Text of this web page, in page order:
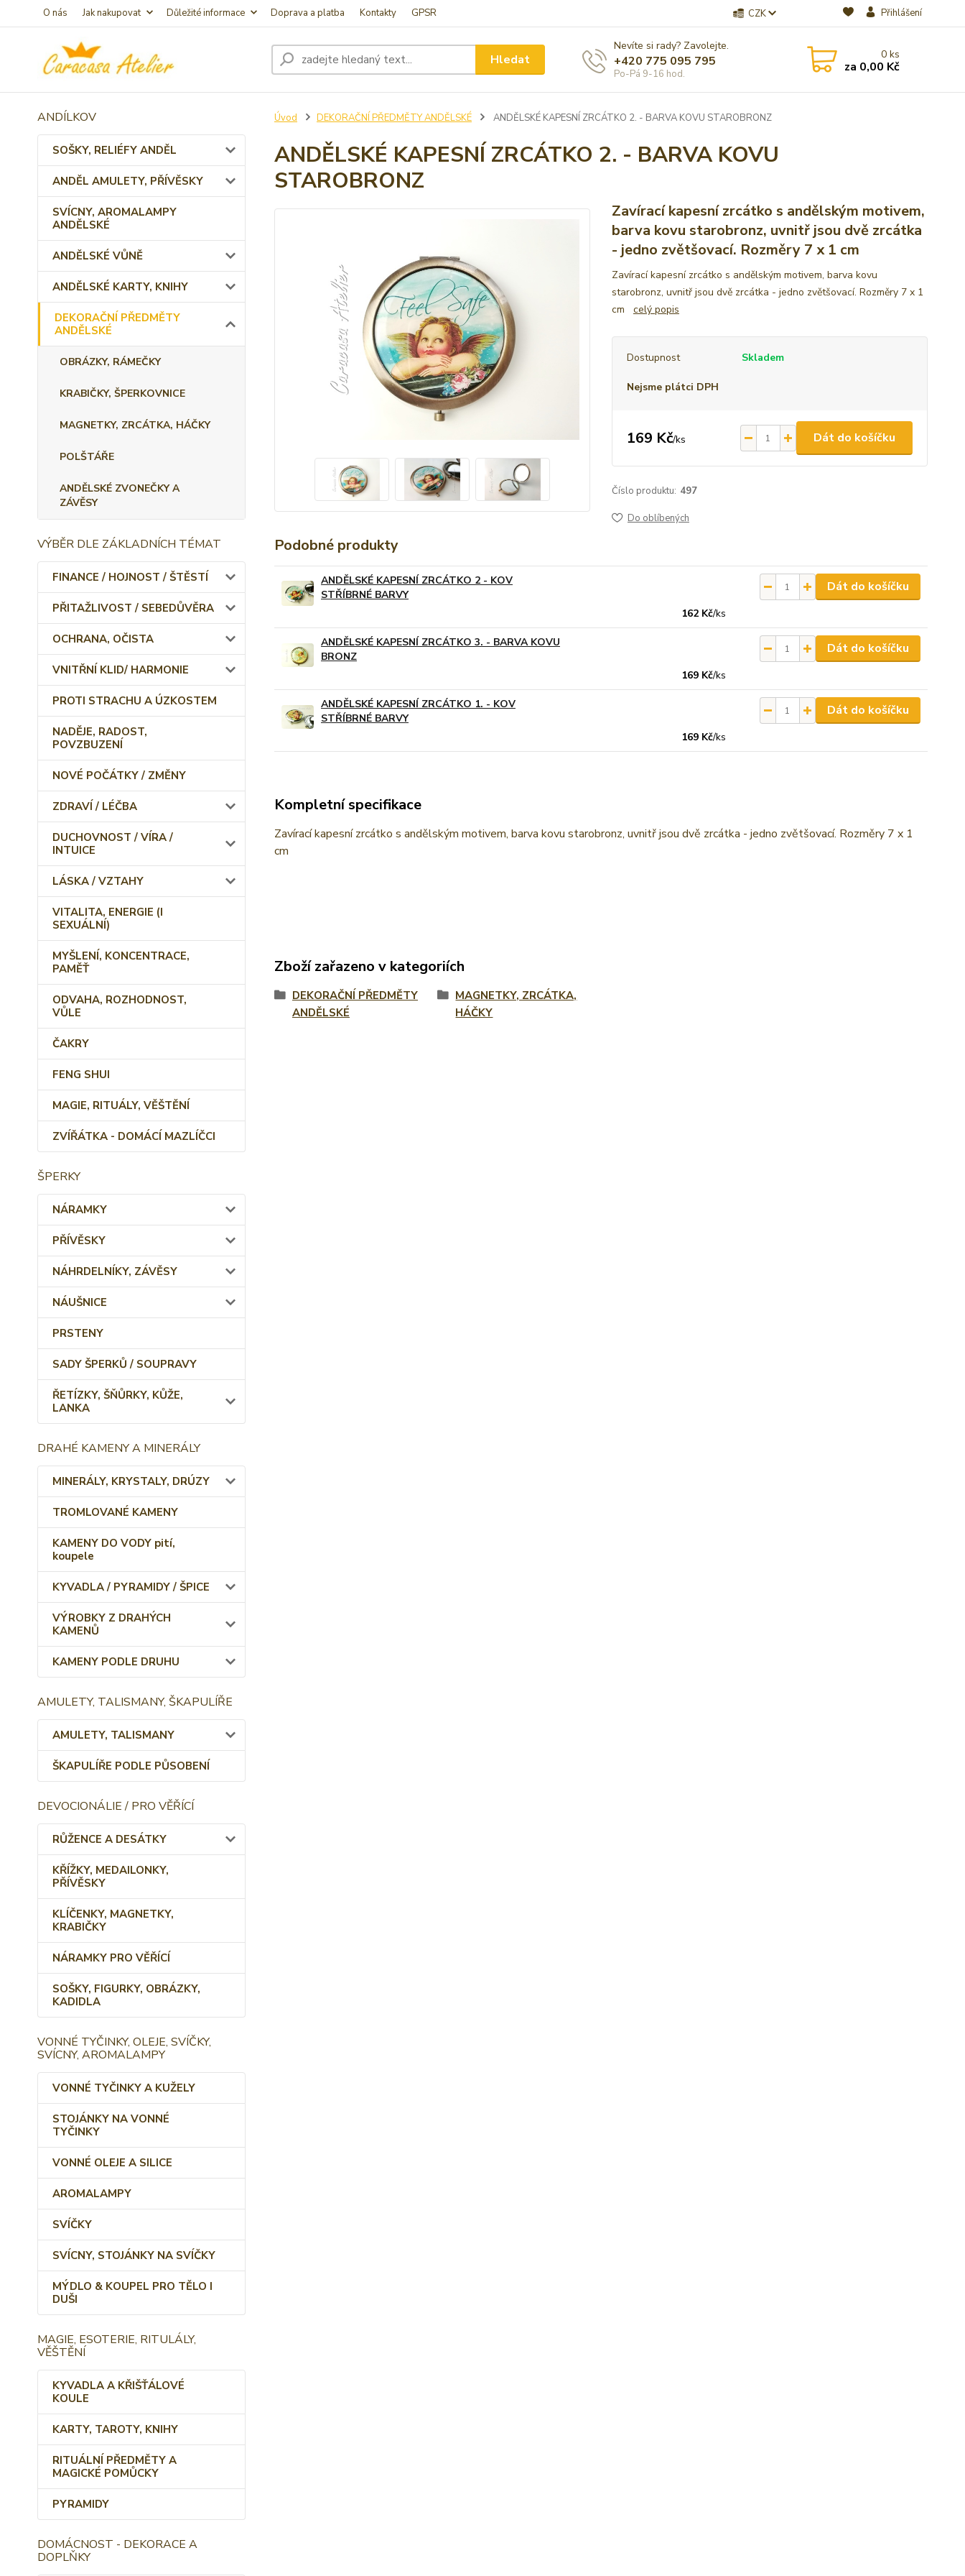
O nás Jak nakupovat Důležité informace Doprava a platba Kontakty GPSR CZK Přihlášení
Hledat
Nevíte si rady? Zavolejte.
+420 775 095 795
Po-Pá 9-16 hod.
0ks
za 0,00 Kč
ANDÍLKOV
SOŠKY, RELIÉFY ANDĚL
ANDĚL AMULETY, PŘÍVĚSKY
SVÍCNY, AROMALAMPY
ANDĚLSKÉ
ANDĚLSKÉ VŮNĚ
ANDĚLSKÉ KARTY, KNIHY
DEKORAČNÍ PŘEDMĚTY
ANDĚLSKÉ
OBRÁZKY, RÁMEČKY
KRABIČKY, ŠPERKOVNICE
MAGNETKY, ZRCÁTKA, HÁČKY
POLŠTÁŘE
ANDĚLSKÉ ZVONEČKY A
ZÁVĚSY
VÝBĚR DLE ZÁKLADNÍCH TÉMAT
FINANCE / HOJNOST / ŠTĚSTÍ
PŘITAŽLIVOST / SEBEDŮVĚRA
OCHRANA, OČISTA
VNITŘNÍ KLID/ HARMONIE
PROTI STRACHU A ÚZKOSTEM
NADĚJE, RADOST,
POVZBUZENÍ
NOVÉ POČÁTKY / ZMĚNY
ZDRAVÍ / LÉČBA
DUCHOVNOST / VÍRA /
INTUICE
LÁSKA / VZTAHY
VITALITA, ENERGIE (I
SEXUÁLNÍ)
MYŠLENÍ, KONCENTRACE,
PAMĚŤ
ODVAHA, ROZHODNOST,
VŮLE
ČAKRY
FENG SHUI
MAGIE, RITUÁLY, VĚŠTĚNÍ
ZVÍŘÁTKA - DOMÁCÍ MAZLÍČCI
ŠPERKY
NÁRAMKY
PŘÍVĚSKY
NÁHRDELNÍKY, ZÁVĚSY
NÁUŠNICE
PRSTENY
SADY ŠPERKŮ / SOUPRAVY
ŘETÍZKY, ŠŇŮRKY, KŮŽE,
LANKA
DRAHÉ KAMENY A MINERÁLY
MINERÁLY, KRYSTALY, DRÚZY
TROMLOVANÉ KAMENY
KAMENY DO VODY pití,
koupele
KYVADLA / PYRAMIDY / ŠPICE
VÝROBKY Z DRAHÝCH
KAMENŮ
KAMENY PODLE DRUHU
AMULETY, TALISMANY, ŠKAPULÍŘE
AMULETY, TALISMANY
ŠKAPULÍŘE PODLE PŮSOBENÍ
DEVOCIONÁLIE / PRO VĚŘÍCÍ
RŮŽENCE A DESÁTKY
KŘÍŽKY, MEDAILONKY,
PŘÍVĚSKY
KLÍČENKY, MAGNETKY,
KRABIČKY
NÁRAMKY PRO VĚŘÍCÍ
SOŠKY, FIGURKY, OBRÁZKY,
KADIDLA
VONNÉ TYČINKY, OLEJE, SVÍČKY,
SVÍCNY, AROMALAMPY
VONNÉ TYČINKY A KUŽELY
STOJÁNKY NA VONNÉ
TYČINKY
VONNÉ OLEJE A SILICE
AROMALAMPY
SVÍČKY
SVÍCNY, STOJÁNKY NA SVÍČKY
MÝDLO & KOUPEL PRO TĚLO I
DUŠI
MAGIE, ESOTERIE, RITULÁLY,
VĚŠTĚNÍ
KYVADLA A KŘIŠŤÁLOVÉ
KOULE
KARTY, TAROTY, KNIHY
RITUÁLNÍ PŘEDMĚTY A
MAGICKÉ POMŮCKY
PYRAMIDY
DOMÁCNOST - DEKORACE A
DOPLŇKY
Úvod DEKORAČNÍ PŘEDMĚTY ANDĚLSKÉ ANDĚLSKÉ KAPESNÍ ZRCÁTKO 2. - BARVA KOVU STAROBRONZ
ANDĚLSKÉ KAPESNÍ ZRCÁTKO 2. - BARVA KOVU
STAROBRONZ
Zavírací kapesní zrcátko s andělským motivem,
barva kovu starobronz, uvnitř jsou dvě zrcátka
- jedno zvětšovací. Rozměry 7 x 1 cm
Zavírací kapesní zrcátko s andělským motivem, barva kovu
starobronz, uvnitř jsou dvě zrcátka - jedno zvětšovací. Rozměry 7 x 1
cm celý popis
Dostupnost Skladem
Nejsme plátci DPH
169 Kč/ks Dát do košíčku
Číslo produktu: 497
Do oblíbených
Podobné produkty
ANDĚLSKÉ KAPESNÍ ZRCÁTKO 2 - KOV
STŘÍBRNÉ BARVY
162 Kč/ks
Dát do košíčku
ANDĚLSKÉ KAPESNÍ ZRCÁTKO 3. - BARVA KOVU
BRONZ
169 Kč/ks
Dát do košíčku
ANDĚLSKÉ KAPESNÍ ZRCÁTKO 1. - KOV
STŘÍBRNÉ BARVY
169 Kč/ks
Dát do košíčku
Kompletní specifikace
Zavírací kapesní zrcátko s andělským motivem, barva kovu starobronz, uvnitř jsou dvě zrcátka - jedno zvětšovací. Rozměry 7 x 1
cm
Zboží zařazeno v kategoriích
DEKORAČNÍ PŘEDMĚTY
ANDĚLSKÉ
MAGNETKY, ZRCÁTKA,
HÁČKY